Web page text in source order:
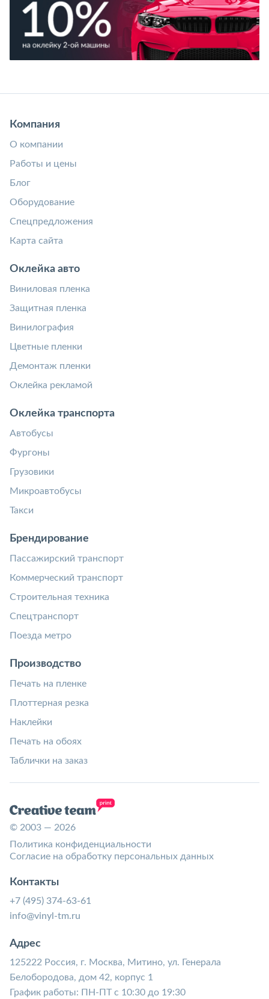
Компания
О компании
Работы и цены
Блог
Оборудование
Спецпредложения
Карта сайта
Оклейка авто
Виниловая пленка
Защитная пленка
Винилография
Цветные пленки
Демонтаж пленки
Оклейка рекламой
Оклейка транспорта
Автобусы
Фургоны
Грузовики
Микроавтобусы
Такси
Брендирование
Пассажирский транспорт
Коммерческий транспорт
Строительная техника
Спецтранспорт
Поезда метро
Производство
Печать на пленке
Плоттерная резка
Наклейки
Печать на обоях
Таблички на заказ
© 2003 — 2026
Политика конфиденциальности
Согласие на обработку персональных данных
Контакты
+7 (495) 374-63-61
info@vinyl-tm.ru
Адрес
125222 Россия, г. Москва, Митино, ул. Генерала
Белобородова, дом 42, корпус 1
График работы: ПН-ПТ с 10:30 до 19:30